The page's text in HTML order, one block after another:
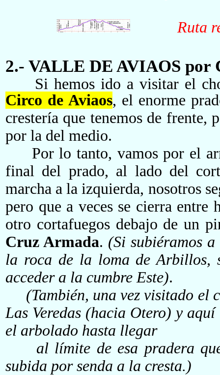
Ruta
2.- VALLE DE AVIAOS por
Si hemos ido a visitar el
Circo de Aviaos, el enorme
crestería que tenemos de
por la del medio.
Por lo tanto, vamos por el
final del prado, al lado del
marcha a la izquierda, nosotros
pero que a veces se cierra entre
otro cortafuegos debajo de un
Cruz Armada. (Si subiéramos a
la roca de la loma de Arbillos,
acceder a la cumbre Este).
(También, una vez visitado el
Las Veredas (hacia Otero) y
el arbolado hasta llegar
al límite de esa pradera que
subida por senda a la cresta.)